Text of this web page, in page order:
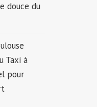
douce du
Taxi à
pour